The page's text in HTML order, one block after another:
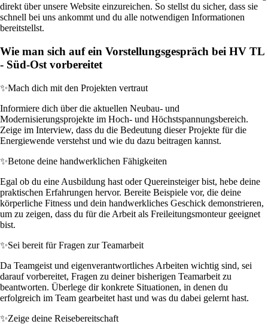
direkt über unsere Website einzureichen. So stellst du sicher, dass sie
schnell bei uns ankommt und du alle notwendigen Informationen
bereitstellst.
Wie man sich auf ein Vorstellungsgespräch bei HV TL
- Süd-Ost vorbereitet
✨Mach dich mit den Projekten vertraut
Informiere dich über die aktuellen Neubau- und
Modernisierungsprojekte im Hoch- und Höchstspannungsbereich.
Zeige im Interview, dass du die Bedeutung dieser Projekte für die
Energiewende verstehst und wie du dazu beitragen kannst.
✨Betone deine handwerklichen Fähigkeiten
Egal ob du eine Ausbildung hast oder Quereinsteiger bist, hebe deine
praktischen Erfahrungen hervor. Bereite Beispiele vor, die deine
körperliche Fitness und dein handwerkliches Geschick demonstrieren,
um zu zeigen, dass du für die Arbeit als Freileitungsmonteur geeignet
bist.
✨Sei bereit für Fragen zur Teamarbeit
Da Teamgeist und eigenverantwortliches Arbeiten wichtig sind, sei
darauf vorbereitet, Fragen zu deiner bisherigen Teamarbeit zu
beantworten. Überlege dir konkrete Situationen, in denen du
erfolgreich im Team gearbeitet hast und was du dabei gelernt hast.
✨Zeige deine Reisebereitschaft